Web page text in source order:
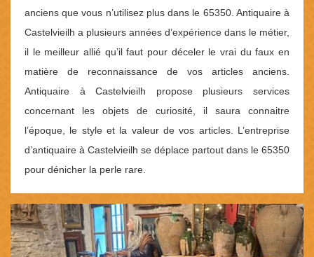
anciens que vous n’utilisez plus dans le 65350. Antiquaire à
Castelvieilh a plusieurs années d’expérience dans le métier,
il le meilleur allié qu’il faut pour déceler le vrai du faux en
matière de reconnaissance de vos articles anciens.
Antiquaire à Castelvieilh propose plusieurs services
concernant les objets de curiosité, il saura connaitre
l’époque, le style et la valeur de vos articles. L’entreprise
d’antiquaire à Castelvieilh se déplace partout dans le 65350
pour dénicher la perle rare.